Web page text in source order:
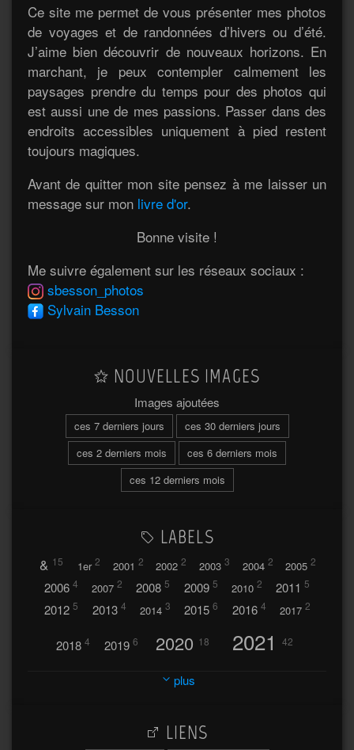
Ce site me permet de vous présenter mes photos
de voyages et de randonnées d’hivers ou d’été.
J’aime bien découvrir de nouveaux horizons. En
marchant, je peux contempler calmement les
paysages prendre du temps pour des photos qui
est aussi une de mes passions. Passer dans des
endroits accessibles uniquement à pied restent
toujours magiques.
Avant de quitter mon site pensez à me laisser un
message sur mon livre d'or.
Bonne visite !
Me suivre également sur les réseaux sociaux :
sbesson_photos
Sylvain Besson
NOUVELLES IMAGES
Images ajoutées
ces 7 derniers jours
ces 30 derniers jours
ces 2 derniers mois
ces 6 derniers mois
ces 12 derniers mois
LABELS
& 15 1er 2 2001 2 2002 2 2003 3 2004 2 2005 2
2006 4 2007 2 2008 5 2009 5 2010 2 2011 5
2012 5 2013 4 2014 3 2015 6 2016 4 2017 2
2018 4 2019 6 2020 18 2021 42
2023 32
2026
plus
LIENS